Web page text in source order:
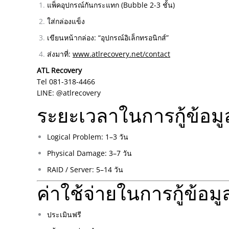
แพ็คอุปกรณ์กันกระแทก (Bubble 2-3 ชั้น)
ใส่กล่องแข็ง
เขียนหน้ากล่อง: “อุปกรณ์อิเล็กทรอนิกส์”
ส่งมาที่: www.atlrecovery.net/contact
ATL Recovery
Tel 081-318-4466
LINE: @atlrecovery
ระยะเวลาในการกู้ข้อ
Logical Problem: 1–3 วัน
Physical Damage: 3–7 วัน
RAID / Server: 5–14 วัน
ค่าใช้จ่ายในการกู้ข้อมู
ประเมินฟรี